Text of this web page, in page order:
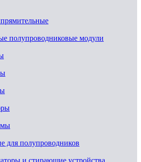
полупроводниковые модули
для полупроводников
и стирающие устройства